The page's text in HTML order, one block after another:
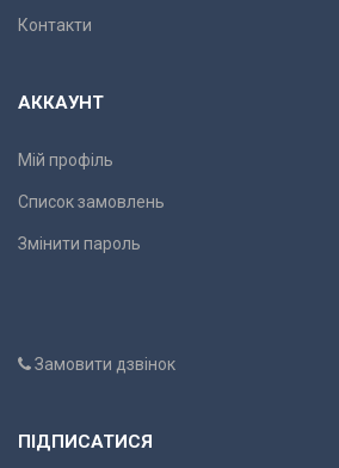
Контакти
АККАУНТ
Мій профіль
Список замовлень
Змінити пароль
Замовити дзвінок
ПІДПИСАТИСЯ